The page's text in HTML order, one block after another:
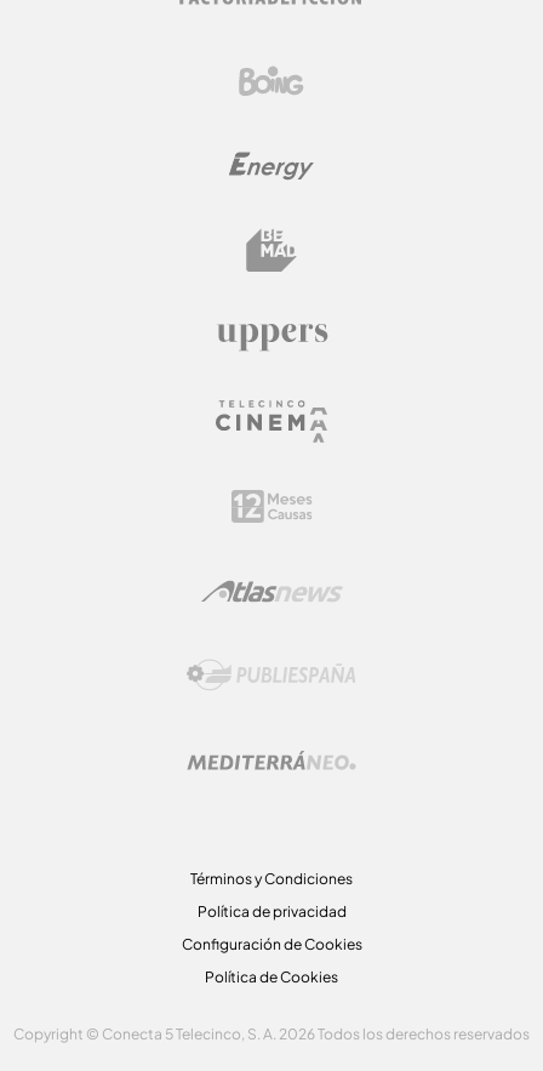
Términos y Condiciones
Política de privacidad
Configuración de Cookies
Política de Cookies
Copyright © Conecta 5 Telecinco, S. A. 2026 Todos los derechos reservados